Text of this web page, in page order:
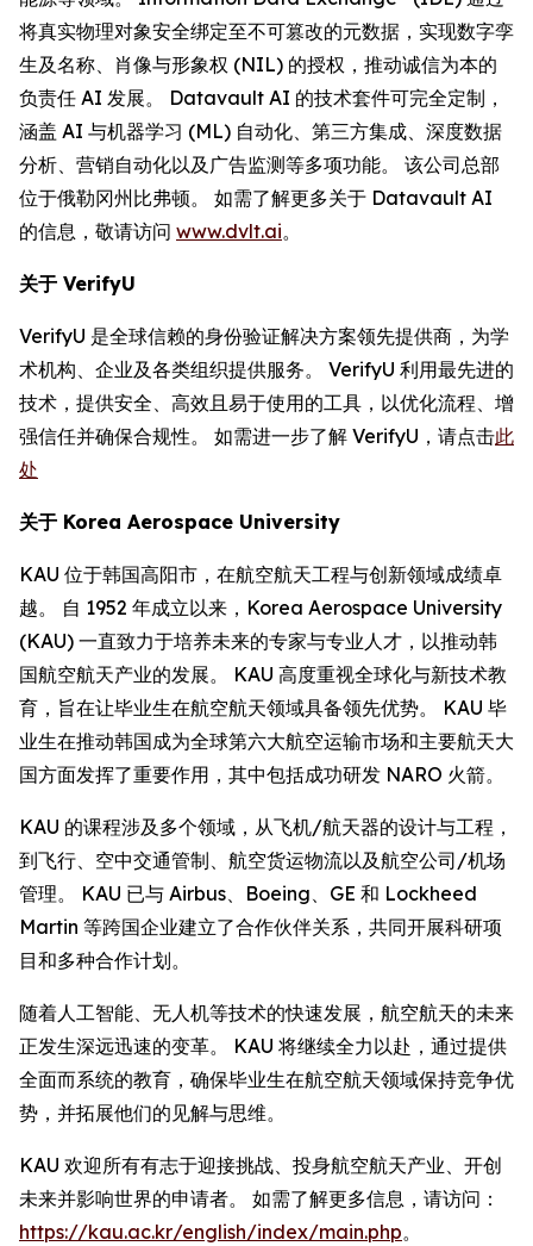
将真实物理对象安全绑定至不可篡改的元数据，实现数字孪
生及名称、肖像与形象权 (NIL) 的授权，推动诚信为本的
负责任 AI 发展。 Datavault AI 的技术套件可完全定制，
涵盖 AI 与机器学习 (ML) 自动化、第三方集成、深度数据
分析、营销自动化以及广告监测等多项功能。 该公司总部
位于俄勒冈州比弗顿。 如需了解更多关于 Datavault AI
的信息，敬请访问 www.dvlt.ai。
关于 VerifyU
VerifyU 是全球信赖的身份验证解决方案领先提供商，为学
术机构、企业及各类组织提供服务。 VerifyU 利用最先进的
技术，提供安全、高效且易于使用的工具，以优化流程、增
强信任并确保合规性。 如需进一步了解 VerifyU，请点击此
处
关于 Korea Aerospace University
KAU 位于韩国高阳市，在航空航天工程与创新领域成绩卓
越。 自 1952 年成立以来，Korea Aerospace University
(KAU) 一直致力于培养未来的专家与专业人才，以推动韩
国航空航天产业的发展。 KAU 高度重视全球化与新技术教
育，旨在让毕业生在航空航天领域具备领先优势。 KAU 毕
业生在推动韩国成为全球第六大航空运输市场和主要航天大
国方面发挥了重要作用，其中包括成功研发 NARO 火箭。
KAU 的课程涉及多个领域，从飞机/航天器的设计与工程，
到飞行、空中交通管制、航空货运物流以及航空公司/机场
管理。 KAU 已与 Airbus、Boeing、GE 和 Lockheed
Martin 等跨国企业建立了合作伙伴关系，共同开展科研项
目和多种合作计划。
随着人工智能、无人机等技术的快速发展，航空航天的未来
正发生深远迅速的变革。 KAU 将继续全力以赴，通过提供
全面而系统的教育，确保毕业生在航空航天领域保持竞争优
势，并拓展他们的见解与思维。
KAU 欢迎所有有志于迎接挑战、投身航空航天产业、开创
未来并影响世界的申请者。 如需了解更多信息，请访问：
https://kau.ac.kr/english/index/main.php。